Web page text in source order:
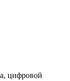
цифровой